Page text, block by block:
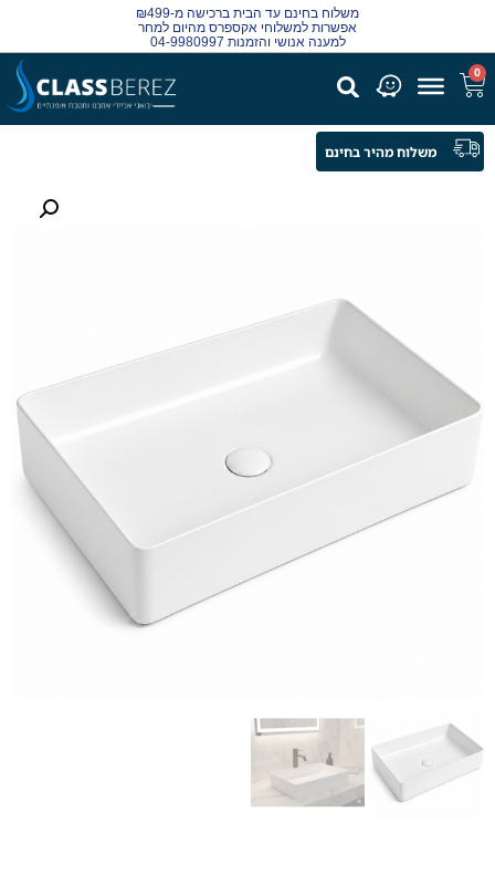
משלוח בחינם עד הבית ברכישה מ-₪499
אפשרות למשלוחי אקספרס מהיום למחר
למענה אנושי והזמנות 04-9980997
0
משלוח מהיר בחינם